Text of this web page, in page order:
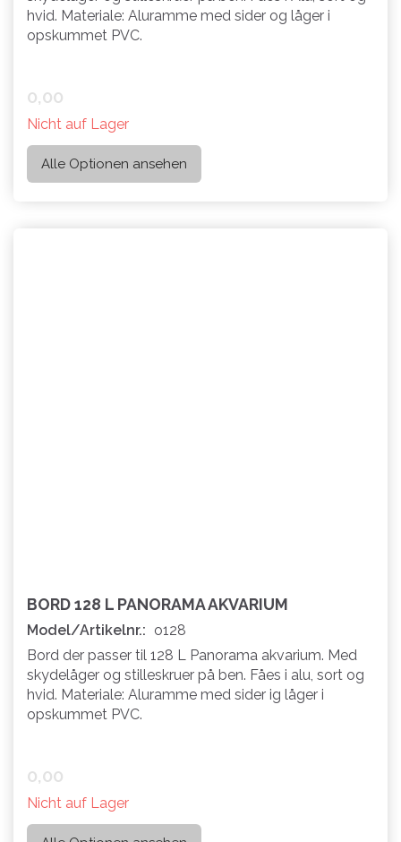
hvid. Materiale: Aluramme med sider og låger i
opskummet PVC.
0,00
Nicht auf Lager
Alle Optionen ansehen
BORD 128 L PANORAMA AKVARIUM
Model/Artikelnr.: o128
Bord der passer til 128 L Panorama akvarium. Med
skydelåger og stilleskruer på ben. Fåes i alu, sort og
hvid. Materiale: Aluramme med sider ig låger i
opskummet PVC.
0,00
Nicht auf Lager